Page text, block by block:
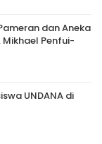
dan Aneka
Penfui-
UNDANA di